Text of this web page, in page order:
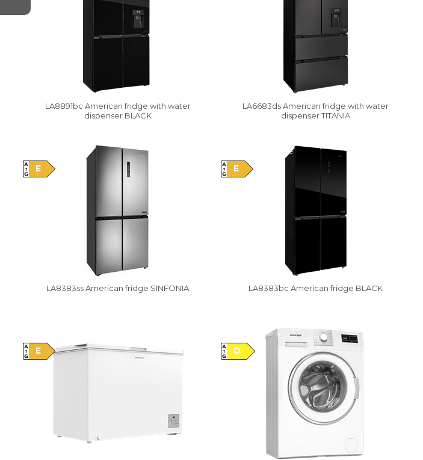
LA8891bc American fridge with water
dispenser BLACK
LA6683ds American fridge with water
dispenser TITANIA
LA8383ss American fridge SINFONIA
E
LA8383bc American fridge BLACK
Damaged package
E
E
Vysáváme ceny
D